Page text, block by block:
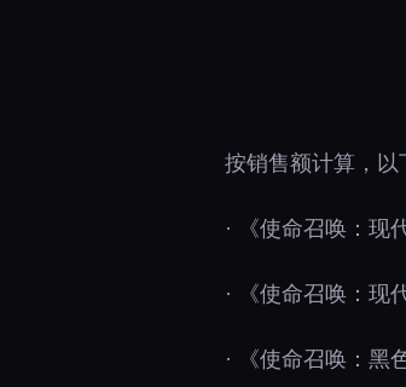
按销售额计算，以
· 《使命召唤：现
· 《使命召唤：现
· 《使命召唤：黑